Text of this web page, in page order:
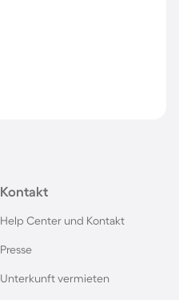
Kontakt
Help Center und Kontakt
Presse
Unterkunft vermieten